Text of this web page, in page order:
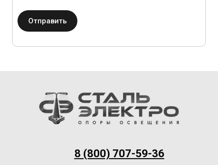
Отправить
8 (800) 707-59-36